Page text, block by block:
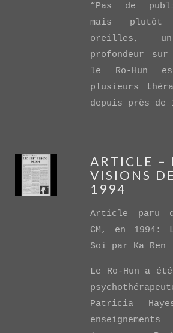
“Pas de
mais
oreilles,
profondeur
le Ro-Hun
plusieurs
depuis près de
ARTICLE –
VISIONS
1994
Article paru
CM, en 1994:
Soi par Ka Ren
Le Ro-Hun a
Patricia